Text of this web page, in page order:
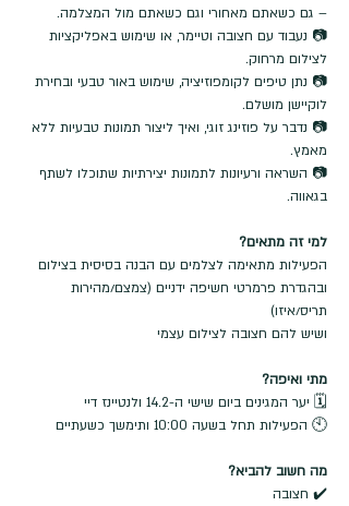
– גם כשאתם מאחורי וגם כשאתם מול המצלמה.
📷 נעבוד עם חצובה וטיימר, או שימוש באפליקציות
לצילום מרחוק.
📷 נתן טיפים לקומפוזיציה, שימוש באור טבעי ובחירת
לוקיישן מושלם.
📷 נדבר על פוזינג זוגי, ואיך ליצור תמונות טבעיות ללא
מאמץ.
📷 השראה ורעיונות לתמונות יצירתיות שתוכלו לשתף
בגאווה.
למי זה מתאים?
הפעילות מתאימה לצלמים עם הבנה בסיסית בצילום
ובהגדרת פרמרטי חשיפה ידניים (צמצם/מהירות
תריס/איזו)
ושיש להם חצובה לצילום עצמי
מתי ואיפה?
🗓️ יער המגינים ביום שישי ה-14.2 ולנטיינז דיי
🕙 הפעילות תחל בשעה 10:00 ותימשך כשעתיים
מה חשוב להביא?
✔️ חצובה